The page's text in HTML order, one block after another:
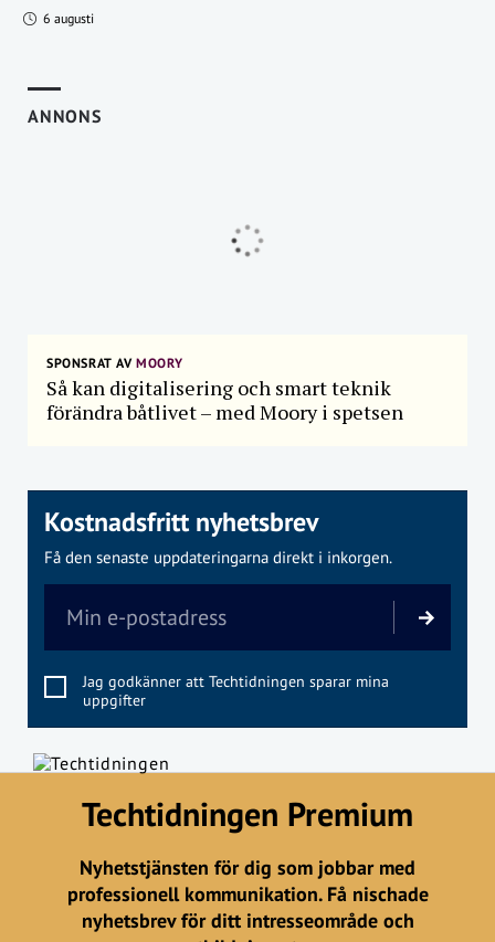
6 augusti
ANNONS
SPONSRAT AVMOORY
Så kan digitalisering och smart teknik
förändra båtlivet – med Moory i spetsen
Kostnadsfritt nyhetsbrev
Få den senaste uppdateringarna direkt i inkorgen.
Jag godkänner att Techtidningen sparar mina
uppgifter
Techtidningen Premium
Nyhetstjänsten för dig som jobbar med
professionell kommunikation. Få nischade
nyhetsbrev för ditt intresseområde och